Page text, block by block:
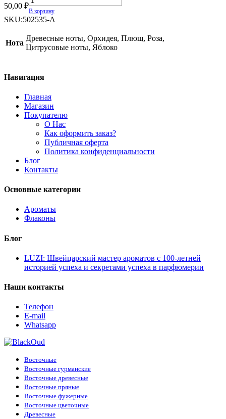
50,00 ₽Secret
XO
quantity
В корзину
SKU:502535-A
Нота
Древесные ноты, Орхидея, Плющ, Роза,
Цитрусовые ноты, Яблоко
Навигация
Главная
Магазин
Покупателю
О Нас
Как оформить заказ?
Публичная оферта
Политика конфиденциальности
Блог
Контакты
Основные категории
Ароматы
Флаконы
Блог
LUZI: Швейцарский мастер ароматов с 100-летней
историей успеха и секретами успеха в парфюмерии
Наши контакты
Телефон
E-mail
Whatsapp
Восточные
Восточные гурманские
Восточные древесные
Восточные пряные
Восточные фужерные
Восточные цветочные
Древесные